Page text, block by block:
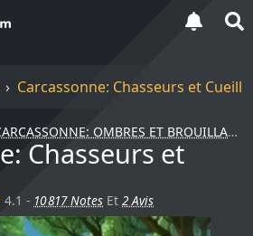
Carcassonne: Chasseurs et
OMBRES ET BROUILLARD
Chasseurs et
(,)
4.1 - 10 817 Notes Et2 Avis